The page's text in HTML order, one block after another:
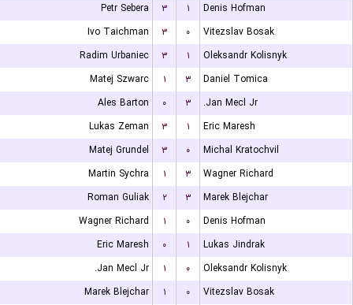
Petr Sebera
۳ ۱
Denis Hofman
Ivo Taichman
۳ ۰
Vitezslav Bosak
Radim Urbaniec
۳ ۱
Oleksandr Kolisnyk
Matej Szwarc
۱ ۳
Daniel Tomica
Ales Barton
۰ ۳
Jan Mecl Jr.
Lukas Zeman
۳ ۱
Eric Maresh
Matej Grundel
۳ ۰
Michal Kratochvil
Martin Sychra
۱ ۳
Wagner Richard
Roman Guliak
۲ ۳
Marek Blejchar
Wagner Richard
۱ ۰
Denis Hofman
Eric Maresh
۰ ۱
Lukas Jindrak
Jan Mecl Jr.
۱ ۰
Oleksandr Kolisnyk
Marek Blejchar
۱ ۰
Vitezslav Bosak